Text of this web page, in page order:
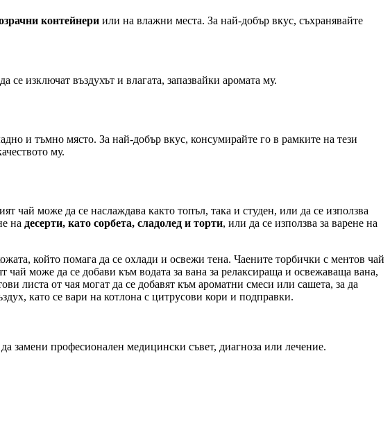
контейнери или на влажни места. За най-добър вкус, съхранявайте
изключат въздухът и влагата, запазвайки аромата му.
и тъмно място. За най-добър вкус, консумирайте го в рамките на тези
му.
чай може да се наслаждава както топъл, така и студен, или да се използва
на десерти, като сорбета, сладолед и торти, или да се използва за варене на
който помага да се охлади и освежи тена. Чаените торбички с ментов чай
може да се добави към водата за вана за релаксираща и освежаваща вана,
листа от чая могат да се добавят към ароматни смеси или сашета, за да
като се вари на котлона с цитрусови кори и подправки.
замени професионален медицински съвет, диагноза или лечение.